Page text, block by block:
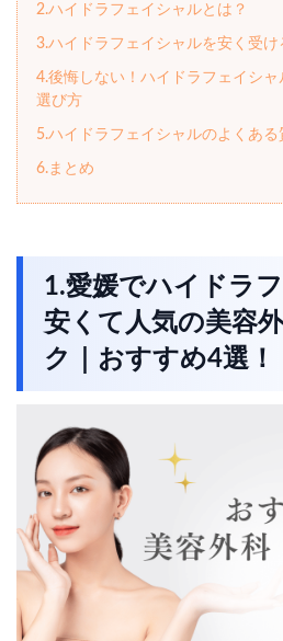
2.ハイドラフェイシャルとは？
3.ハイドラフェイシャルを安く受け
4.後悔しない！ハイドラフェイシ
選び方
5.ハイドラフェイシャルのよくある
6.まとめ
1.愛媛でハイドラ
安くて人気の美容
ク｜おすすめ4選！